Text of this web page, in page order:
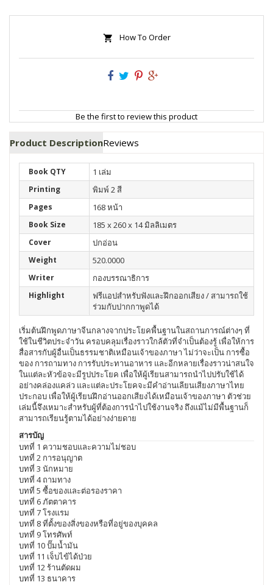
How To Order
Be the first to review this product
Product DescriptionReviews
Book QTY 1 เล่ม
Printing พิมพ์ 2 สี
Pages 168 หน้า
Book Size 185 x 260 x 14 มิลลิเมตร
Cover ปกอ่อน
Weight 520.0000
Writer กองบรรณาธิการ
Highlight
ฟรีแอปสำหรับฟังและฝึกออกเสียง / สามารถใช้
ร่วมกับปากกาพูดได้
เริ่มต้นฝึกพูดภาษาจีนกลางจากประโยคพื้นฐานในสถานการณ์ต่างๆ ที่
ใช้ในชีวิตประจำวัน ครอบคลุมเรื่องราวใกล้ตัวที่จำเป็นต้องรู้ เพื่อให้การ
สื่อสารกับผู้อื่นเป็นธรรมชาติเหมือนเจ้าของภาษา ไม่ว่าจะเป็น การซื้อ
ของ การถามทาง การรับประทานอาหาร และอีกหลายเรื่องราวน่าสนใจ
ในแต่ละหัวข้อจะมีรูปประโยค เพื่อให้ผู้เรียนสามารถนำไปปรับใช้ได้
อย่างคล่องแคล่ว และแต่ละประโยคจะมีคำอ่านเลียนเสียงภาษาไทย
ประกอบ เพื่อให้ผู้เรียนฝึกอ่านออกเสียงได้เหมือนเจ้าของภาษา ตัวช่วย
เล่มนี้จึงเหมาะสำหรับผู้ที่ต้องการนำไปใช้งานจริง ถึงแม้ไม่มีพื้นฐานก็
สามารถเรียนรู้ตามได้อย่างง่ายดาย
สารบัญ
บทที่ 1 ความชอบและความไม่ชอบ
บทที่ 2 การอนุญาต
บทที่ 3 นักหมาย
บทที่ 4 ถามทาง
บทที่ 5 ซื้อของและต่อรองราคา
บทที่ 6 ภัตตาคาร
บทที่ 7 โรงแรม
บทที่ 8 ที่ตั้งของสิ่งของหรือที่อยู่ของบุคคล
บทที่ 9 โทรศัพท์
บทที่ 10 ปั๊มน้ำมัน
บทที่ 11 เจ็บไข้ได้ป่วย
บทที่ 12 ร้านตัดผม
บทที่ 13 ธนาคาร